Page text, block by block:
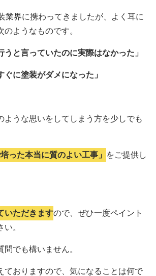
業界に携わってきましたが、よく耳に
ようなものです。
うと言っていたのに実際はなかった」
ぐに塗装がダメになった」
ような思いをしてしまう方を少しでも
った本当に質のよい工事」
をご提供し
いただきますので、ぜひ一度ペイント
。
でも構いません。
ておりますので、気になることは何で